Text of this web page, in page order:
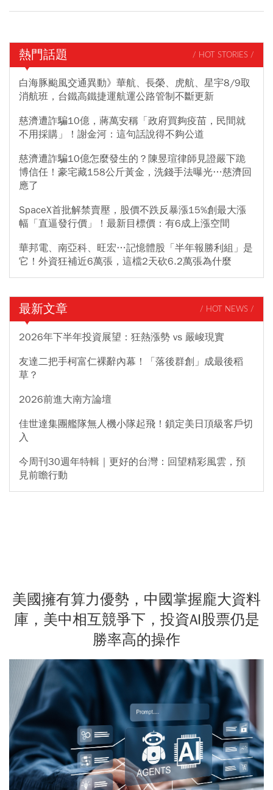
熱門話題 / HOT STORIES /
白海豚颱風交通異動》華航、長榮、虎航、星宇8/9取
消航班，台鐵高鐵捷運航運公路管制不斷更新
慈濟遭詐騙10億，蔣萬安稱「政府買夠疫苗，民間就
不用採購」！謝金河：這句話說得不夠公道
慈濟遭詐騙10億怎麼發生的？陳昱瑄律師見證嚴下跪
博信任！豪宅藏158公斤黃金，洗錢手法曝光…慈濟回
應了
SpaceX首批解禁賣壓，股價不跌反暴漲15%創最大漲
幅「直逼發行價」！最新目標價：有6成上漲空間
華邦電、南亞科、旺宏…記憶體股「半年報勝利組」是
它！外資狂補近6萬張，這檔2天砍6.2萬張為什麼
最新文章 / HOT NEWS /
2026年下半年投資展望：狂熱漲勢 vs 嚴峻現實
友達二把手柯富仁裸辭內幕！「落後群創」成最後稻
草？
2026前進大南方論壇
佳世達集團艦隊無人機小隊起飛！鎖定美日頂級客戶切
入
今周刊30週年特輯｜更好的台灣：回望精彩風雲，預
見前瞻行動
美國擁有算力優勢，中國掌握龐大資料
庫，美中相互競爭下，投資AI股票仍是
勝率高的操作